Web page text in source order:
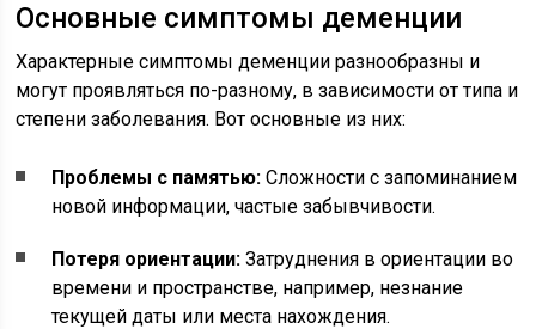
Основные симптомы деменции
Характерные симптомы деменции разнообразны и
могут проявляться по-разному, в зависимости от типа и
степени заболевания. Вот основные из них:
Проблемы с памятью: Сложности с запоминанием
новой информации, частые забывчивости.
Потеря ориентации: Затруднения в ориентации во
времени и пространстве, например, незнание
текущей даты или места нахождения.